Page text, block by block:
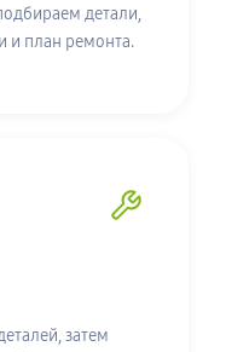
детали,
и план ремонта.
затем